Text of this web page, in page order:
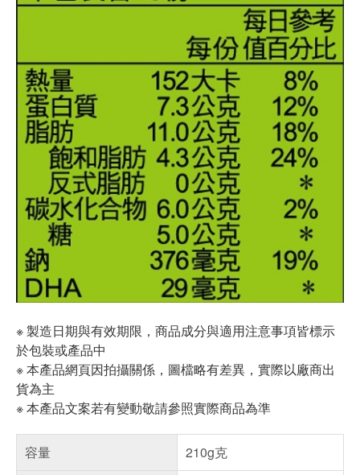
※ 製造日期與有效期限，商品成分與適用注意事項皆標示
於包裝或產品中
※ 本產品網頁因拍攝關係，圖檔略有差異，實際以廠商出
貨為主
※ 本產品文案若有變動敬請參照實際商品為準
容量
210g克